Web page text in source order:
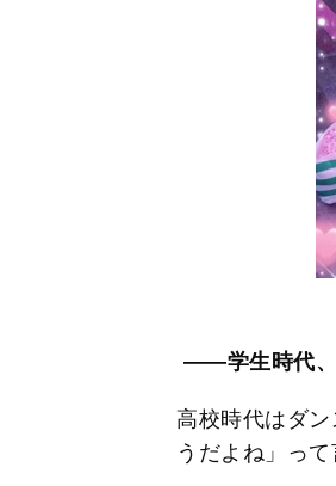
――学生時代、
高校時代はダ
うだよね」っ